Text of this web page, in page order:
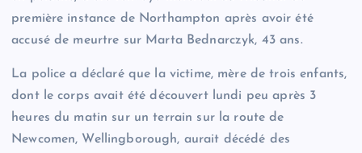
première instance de Northampton après avoir été
accusé de meurtre sur Marta Bednarczyk, 43 ans.
La police a déclaré que la victime, mère de trois enfants,
dont le corps avait été découvert lundi peu après 3
heures du matin sur un terrain sur la route de
Newcomen, Wellingborough, aurait décédé des